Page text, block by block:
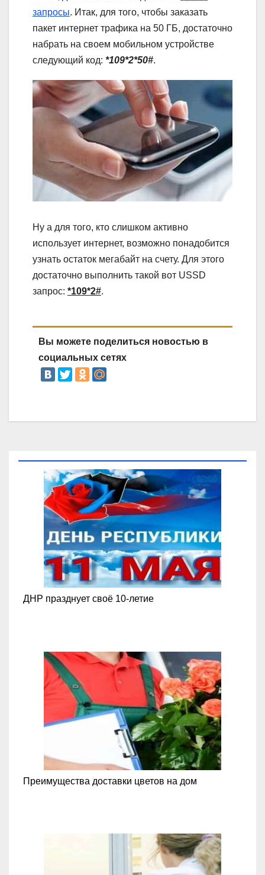
запросы. Итак, для того, чтобы заказать
пакет интернет трафика на 50 ГБ, достаточно
набрать на своем мобильном устройстве
следующий код: *109*2*50#.
Ну а для того, кто слишком активно
использует интернет, возможно понадобится
узнать остаток мегабайт на счету. Для этого
достаточно выполнить такой вот USSD
запрос: *109*2#.
Вы можете поделиться новостью в
социальных сетях
ДНР празднует своё 10-летие
Преимущества доставки цветов на дом